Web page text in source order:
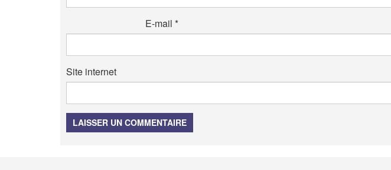
E-mail *
Site internet
LAISSER UN COMMENTAIRE